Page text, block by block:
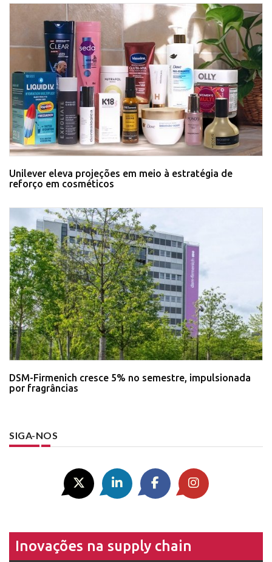
Unilever eleva projeções em meio à estratégia de
reforço em cosméticos
DSM-Firmenich cresce 5% no semestre, impulsionada
por fragrâncias
SIGA-NOS
Inovações na supply chain